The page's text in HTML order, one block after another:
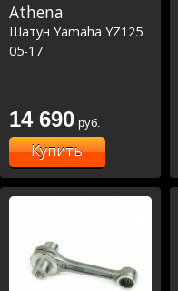
Athena
Шатун Yamaha YZ125
05-17
14 690 руб.
Купить